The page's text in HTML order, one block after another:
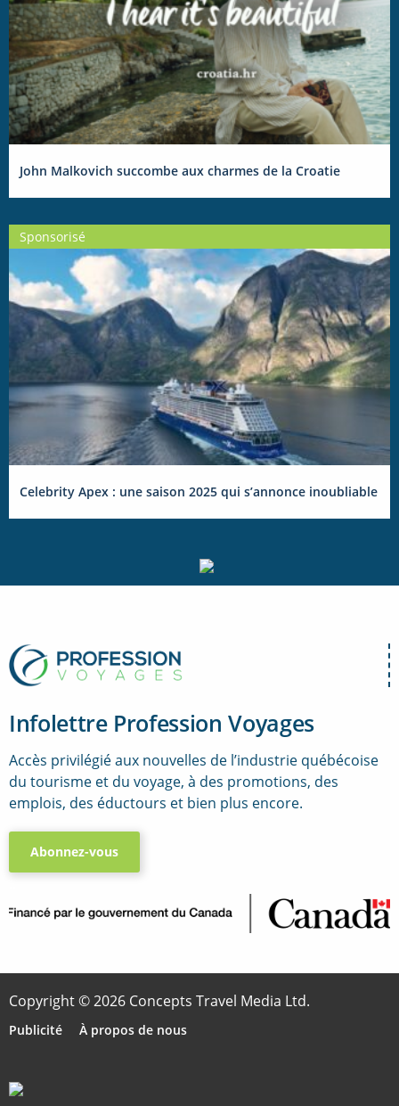
John Malkovich succombe aux charmes de la Croatie
Sponsorisé
Celebrity Apex : une saison 2025 qui s’annonce inoubliable
Infolettre Profession Voyages
Accès privilégié aux nouvelles de l’industrie québécoise
du tourisme et du voyage, à des promotions, des
emplois, des éductours et bien plus encore.
Abonnez-vous
Copyright © 2026 Concepts Travel Media Ltd.
Publicité À propos de nous